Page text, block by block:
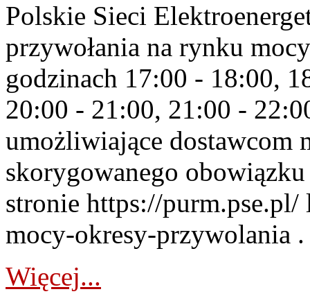
Polskie Sieci
przywołania na rynku
godzinach 17:00 - 18:00,
20:00 - 21:00, 21:00 -
umożliwiające dostawcom
skorygowanego
stronie https://
mocy-okresy-przywolania
Więcej...